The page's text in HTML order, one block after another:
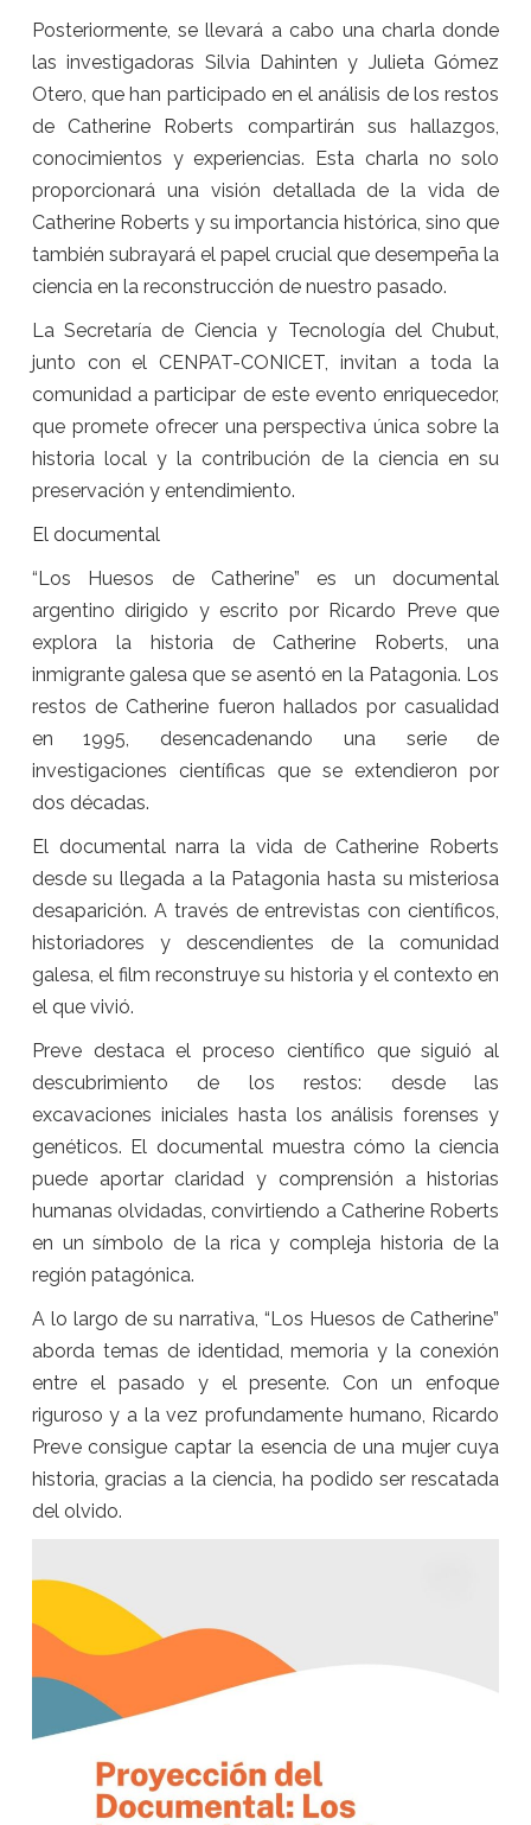
Posteriormente, se llevará a cabo una charla donde
las investigadoras Silvia Dahinten y Julieta Gómez
Otero, que han participado en el análisis de los restos
de Catherine Roberts compartirán sus hallazgos,
conocimientos y experiencias. Esta charla no solo
proporcionará una visión detallada de la vida de
Catherine Roberts y su importancia histórica, sino que
también subrayará el papel crucial que desempeña la
ciencia en la reconstrucción de nuestro pasado.
La Secretaría de Ciencia y Tecnología del Chubut,
junto con el CENPAT-CONICET, invitan a toda la
comunidad a participar de este evento enriquecedor,
que promete ofrecer una perspectiva única sobre la
historia local y la contribución de la ciencia en su
preservación y entendimiento.
El documental
“Los Huesos de Catherine” es un documental
argentino dirigido y escrito por Ricardo Preve que
explora la historia de Catherine Roberts, una
inmigrante galesa que se asentó en la Patagonia. Los
restos de Catherine fueron hallados por casualidad
en 1995, desencadenando una serie de
investigaciones científicas que se extendieron por
dos décadas.
El documental narra la vida de Catherine Roberts
desde su llegada a la Patagonia hasta su misteriosa
desaparición. A través de entrevistas con científicos,
historiadores y descendientes de la comunidad
galesa, el film reconstruye su historia y el contexto en
el que vivió.
Preve destaca el proceso científico que siguió al
descubrimiento de los restos: desde las
excavaciones iniciales hasta los análisis forenses y
genéticos. El documental muestra cómo la ciencia
puede aportar claridad y comprensión a historias
humanas olvidadas, convirtiendo a Catherine Roberts
en un símbolo de la rica y compleja historia de la
región patagónica.
A lo largo de su narrativa, “Los Huesos de Catherine”
aborda temas de identidad, memoria y la conexión
entre el pasado y el presente. Con un enfoque
riguroso y a la vez profundamente humano, Ricardo
Preve consigue captar la esencia de una mujer cuya
historia, gracias a la ciencia, ha podido ser rescatada
del olvido.